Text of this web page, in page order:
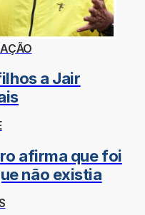
a Jair
afirma que foi
não existia